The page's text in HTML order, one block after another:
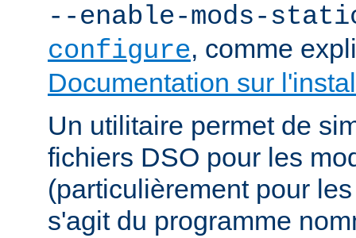
--enable-mods-
configure, comme
Documentation sur
Un utilitaire permet de
fichiers DSO pour les
(particulièrement pour
s'agit du programme